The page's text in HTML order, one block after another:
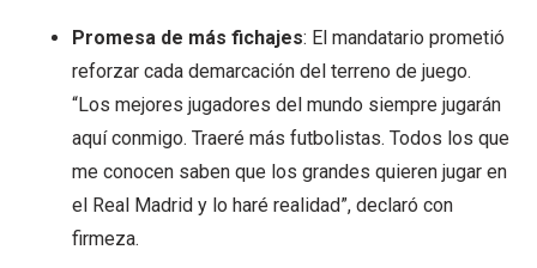
Promesa de más fichajes: El mandatario prometió
reforzar cada demarcación del terreno de juego.
“Los mejores jugadores del mundo siempre jugarán
aquí conmigo. Traeré más futbolistas. Todos los que
me conocen saben que los grandes quieren jugar en
el Real Madrid y lo haré realidad”, declaró con
firmeza.